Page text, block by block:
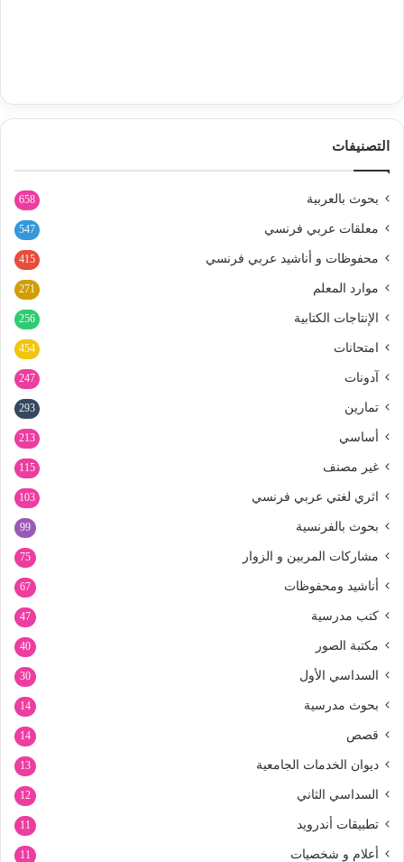
التصنيفات
بحوث بالعربية 658
معلقات عربي فرنسي 547
محفوظات و أناشيد عربي فرنسي 415
موارد المعلم 271
الإنتاجات الكتابية 256
امتحانات 454
آدونات 247
تمارين 293
أساسي 213
غير مصنف 115
اثري لغتي عربي فرنسي 103
بحوث بالفرنسية 99
مشاركات المربين و الزوار 75
أناشيد ومحفوظات 67
كتب مدرسية 47
مكتبة الصور 40
السداسي الأول 30
بحوث مدرسية 14
قصص 14
ديوان الخدمات الجامعية 13
السداسي الثاني 12
تطبيقات أندرويد 11
أعلام و شخصيات 11